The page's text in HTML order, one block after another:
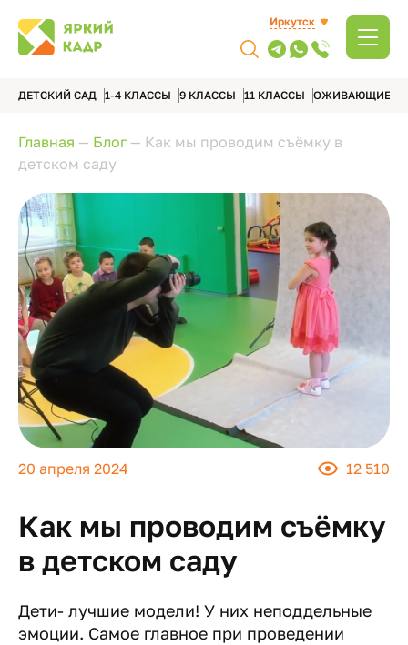
Иркутск
ДЕТСКИЙ САД 1-4 КЛАССЫ 9 КЛАССЫ 11 КЛАССЫ ОЖИВАЮЩИЕ
Главная — Блог — Как мы проводим съёмку в
детском саду
20 апреля 2024 12 510
Как мы проводим съёмку
в детском саду
Дети- лучшие модели! У них неподдельные
эмоции. Самое главное при проведении